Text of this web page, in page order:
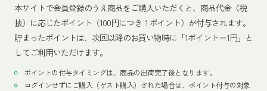
本サイトで会員登録のうえ商品をご購入いただくと、商品代金（税
抜）に応じたポイント（100円につき１ポイント）が付与されます。
貯まったポイントは、次回以降のお買い物時に「1ポイント＝1円」と
してご利用いただけます。
ポイントの付与タイミングは、商品の出荷完了後となります。
ログインせずにご購入（ゲスト購入）された場合は、ポイント付与の対象